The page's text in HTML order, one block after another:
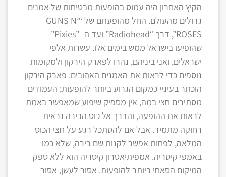
הקיץ האחרון היה עמוס בהופעות מבטיחות של אמנים
גדולים מהעולם. החל מהופעתם של “GUNS N’
ROSES”, דרך “Radiohead” ועד ה- ”Pixies”
שהופיעו בישראל ממש בימים אלו. עשרות אלפי
ישראלים, ואני ביניהם, נהרו לפארק הירקון ולמקומות
נוספים כדי לראות את האמנים האהובים. פארק הירקון
הוכתר בעיניי כמקום הגרוע ביותר להופעות; העמודים
מסתירים חצי במה, אין מספיק שיפוע שמאפשר באמת
לראות את ההופעה, והדרך אל כוס הבירה נראית
רחוקה מתמיד. אבל אם להסתכל רגע על חצי הכוס
המלאה, לפחות אפשר לקנות שם בירה, שלא כמו
באמפי קיסריה. אמפיתיאטרון קיסריה הוא ללא ספק
המיקום הסאחי ביותר להופעות. אסור לעשן, אסור